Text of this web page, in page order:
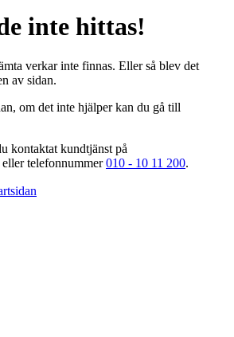
inte hittas!
verkar inte finnas. Eller så blev det
av sidan.
om det inte hjälper kan du gå till
kontaktat kundtjänst på
eller telefonnummer010 - 10 11 200.